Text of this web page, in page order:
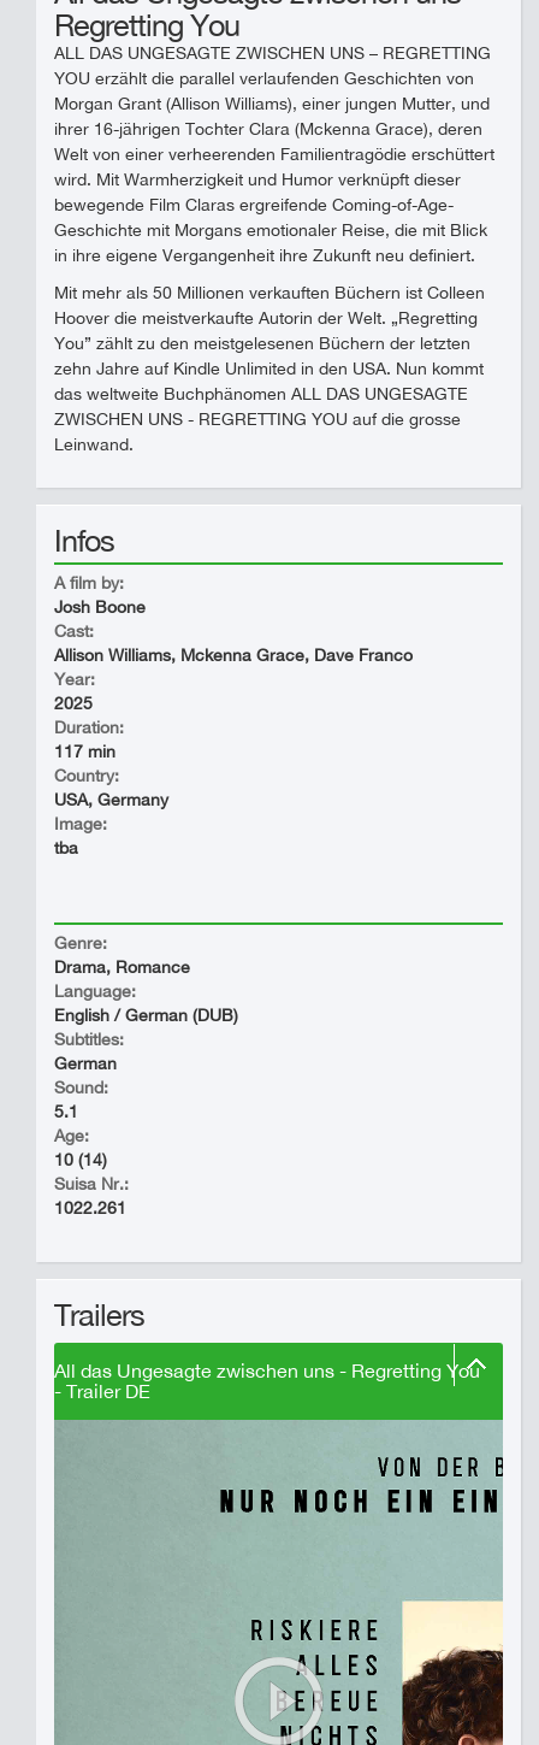
Regretting You
ALL DAS UNGESAGTE ZWISCHEN UNS – REGRETTING
YOU erzählt die parallel verlaufenden Geschichten von
Morgan Grant (Allison Williams), einer jungen Mutter, und
ihrer 16-jährigen Tochter Clara (Mckenna Grace), deren
Welt von einer verheerenden Familientragödie erschüttert
wird. Mit Warmherzigkeit und Humor verknüpft dieser
bewegende Film Claras ergreifende Coming-of-Age-
Geschichte mit Morgans emotionaler Reise, die mit Blick
in ihre eigene Vergangenheit ihre Zukunft neu definiert.
Mit mehr als 50 Millionen verkauften Büchern ist Colleen
Hoover die meistverkaufte Autorin der Welt. „Regretting
You” zählt zu den meistgelesenen Büchern der letzten
zehn Jahre auf Kindle Unlimited in den USA. Nun kommt
das weltweite Buchphänomen ALL DAS UNGESAGTE
ZWISCHEN UNS - REGRETTING YOU auf die grosse
Leinwand.
Infos
A film by:
Josh Boone
Cast:
Allison Williams, Mckenna Grace, Dave Franco
Year:
2025
Duration:
117 min
Country:
USA, Germany
Image:
tba
Genre:
Drama, Romance
Language:
English / German (DUB)
Subtitles:
German
Sound:
5.1
Age:
10 (14)
Suisa Nr.:
1022.261
Trailers
All das Ungesagte zwischen uns - Regretting You
- Trailer DE